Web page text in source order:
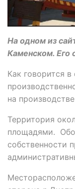
На одном из
Каменском. Его
Как говорится
на
Территория
площадями.
собственности